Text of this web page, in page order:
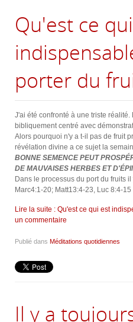
Qu'est ce
porter du
J'ai été confronté à une triste
bibliquement centré avec
Alors pourquoi n'y a t-il pas de fruit
révélation divine a ce sujet la
BONNE SEMENCE PEUT
DE MAUVAISES HERBES ET
Dans le processus du port du fruits
Marc4:1-20; Matt13:4-23, Luc 8:4-15
Lire la suite : Qu'est ce qui est
un commentaire
Publié dans Méditations quotidiennes
Il y a